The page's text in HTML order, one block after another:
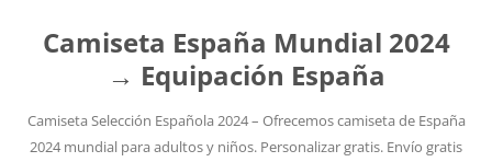
Camiseta España Mundial 2024
→ Equipación España
Camiseta Selección Española 2024 – Ofrecemos camiseta de España
2024 mundial para adultos y niños. Personalizar gratis. Envío gratis